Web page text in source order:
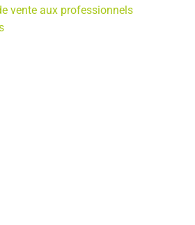
vente aux professionnels